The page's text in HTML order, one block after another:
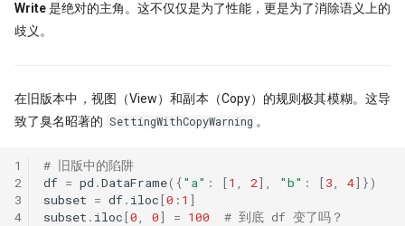
Write是绝对的主角。这不仅仅是为了性能，更是为了消除语义上的
歧义。
在旧版本中，视图（View）和副本（Copy）的规则极其模糊。这导
致了臭名昭著的 SettingWithCopyWarning 。
1
2
3
4
# 旧版中的陷阱
df = pd .DataFrame({"a" : [1 2], "b" : [3 4]})
subset = df. iloc[0 : 1 ]
subset . iloc[0 0] = 100 # 到底 df 变了吗？